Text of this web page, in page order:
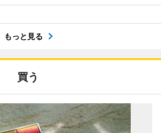
もっと見る
買う